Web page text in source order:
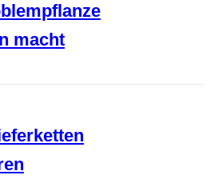
macht